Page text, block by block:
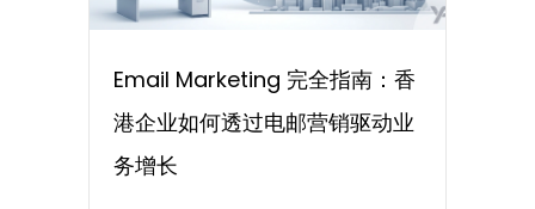
Email Marketing 完全指南：香
港企业如何透过电邮营销驱动业
务增长